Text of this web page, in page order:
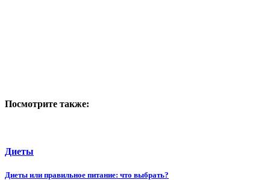
Посмотрите также:
Диеты
Диеты или правильное питание: что выбрать?